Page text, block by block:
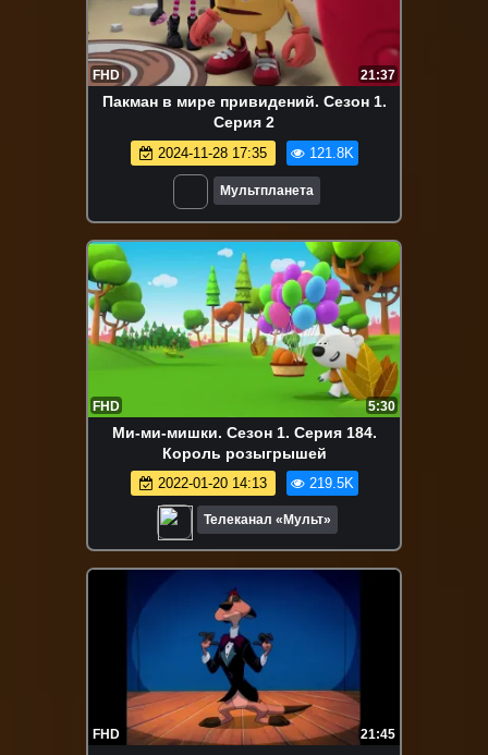
FHD 21:37
Пакман в мире привидений. Сезон 1.
Серия 2
2024-11-28 17:35 121.8K
Мультпланета
FHD 5:30
Ми-ми-мишки. Сезон 1. Серия 184.
Король розыгрышей
2022-01-20 14:13 219.5K
Телеканал «Мульт»
FHD 21:45